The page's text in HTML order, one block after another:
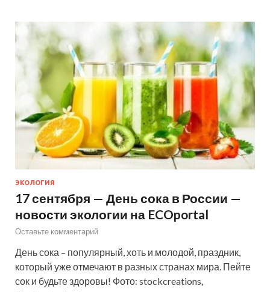
ЭКОЛОГИЯ
17 сентября — День сока в России —
новости экологии на ECOportal
Оставьте комментарий
День сока – популярный, хоть и молодой, праздник,
который уже отмечают в разных странах мира. Пейте
сок и будьте здоровы! Фото: stockcreations,